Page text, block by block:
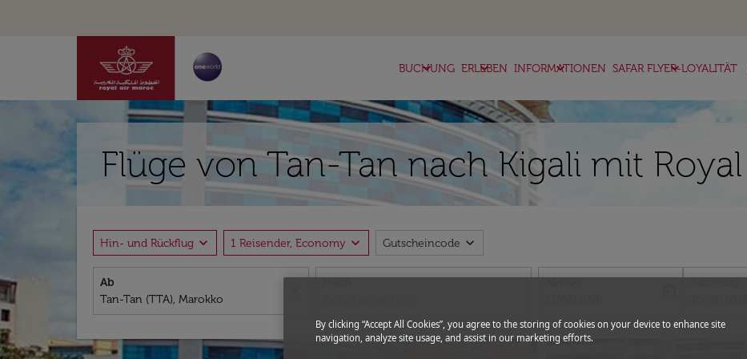
BUCHUNG
keyboard_arrow_down ERLEBEN
keyboard_arrow_down INFORMATIONEN
keyboard_arrow_down SAFAR FLYER-LOYALITÄT
keyboard_arrow_down
Flüge von Tan-Tan nach Kigali mit
Hin- und Rückflug expand_more 1 Reisender, Economy expand_more Gutscheincode expand_more
Ab
fc-
By clicking “Accept All Cookies”, you agree to the storing of cookies on your device to enhance site
navigation, analyze site usage, and assist in our marketing efforts.